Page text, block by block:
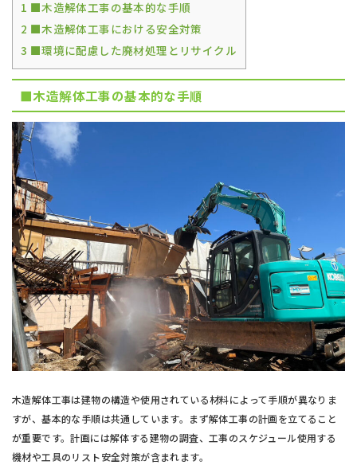
1 ■木造解体工事の基本的な手順
2 ■木造解体工事における安全対策
3 ■環境に配慮した廃材処理とリサイクル
■木造解体工事の基本的な手順
木造解体工事は建物の構造や使用されている材料によって手順が異なりま
すが、基本的な手順は共通しています。まず解体工事の計画を立てること
が重要です。計画には解体する建物の調査、工事のスケジュール使用する
機材や工具のリスト安全対策が含まれます。